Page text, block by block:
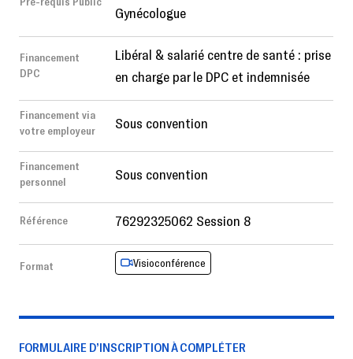
Gynécologue
Financement
DPC
Libéral & salarié centre de santé : prise
en charge par le DPC et indemnisée
Financement via
votre employeur
Sous convention
Financement
personnel
Sous convention
Référence 76292325062 Session 8
Format Visioconférence
FORMULAIRE D’INSCRIPTION À COMPLÉTER